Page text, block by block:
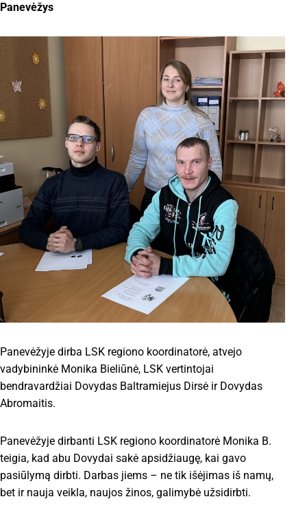
Panevėžys
Panevėžyje dirba LSK regiono koordinatorė, atvejo
vadybininkė Monika Bieliūnė, LSK vertintojai
bendravardžiai Dovydas Baltramiejus Dirsė ir Dovydas
Abromaitis.
Panevėžyje dirbanti LSK regiono koordinatorė Monika B.
teigia, kad abu Dovydai sakė apsidžiaugę, kai gavo
pasiūlymą dirbti. Darbas jiems – ne tik išėjimas iš namų,
bet ir nauja veikla, naujos žinos, galimybė užsidirbti.